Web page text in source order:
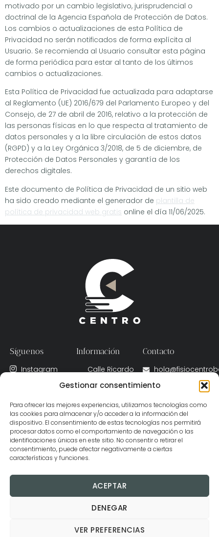
Gestionar consentimiento
Para ofrecer las mejores experiencias, utilizamos tecnologías como
las cookies para almacenar y/o acceder a la información del
dispositivo. El consentimiento de estas tecnologías nos permitirá
procesar datos como el comportamiento de navegación o las
identificaciones únicas en este sitio. No consentir o retirar el
consentimiento, puede afectar negativamente a ciertas
características y funciones.
ACEPTAR
DENEGAR
VER PREFERENCIAS
motivado por un cambio legislativo, jurisprudencial o
doctrinal de la Agencia Española de Protección de Datos.
Los cambios o actualizaciones de esta Política de
Privacidad no serán notificados de forma explícita al
Usuario. Se recomienda al Usuario consultar esta página
de forma periódica para estar al tanto de los últimos
cambios o actualizaciones.
Esta Política de Privacidad fue actualizada para adaptarse
al Reglamento (UE) 2016/679 del Parlamento Europeo y del
Consejo, de 27 de abril de 2016, relativo a la protección de
las personas físicas en lo que respecta al tratamiento de
datos personales y a la libre circulación de estos datos
(RGPD) y a la Ley Orgánica 3/2018, de 5 de diciembre, de
Protección de Datos Personales y garantía de los
derechos digitales.
Este documento de Política de Privacidad de un sitio web
ha sido creado mediante el generador de plantilla de
política de privacidad web gratis online el día 11/06/2025.
Síguenos
Instagram
Facebook
Información
Calle Ricardo
Fernández de
Badajoz, Spain
06001
Lunes – Viernes
09:00 - 22:00 h
Contacto
(+34) 622 020
© 2025 Clínica Centro Badajoz. I Diseñado con ♡ por